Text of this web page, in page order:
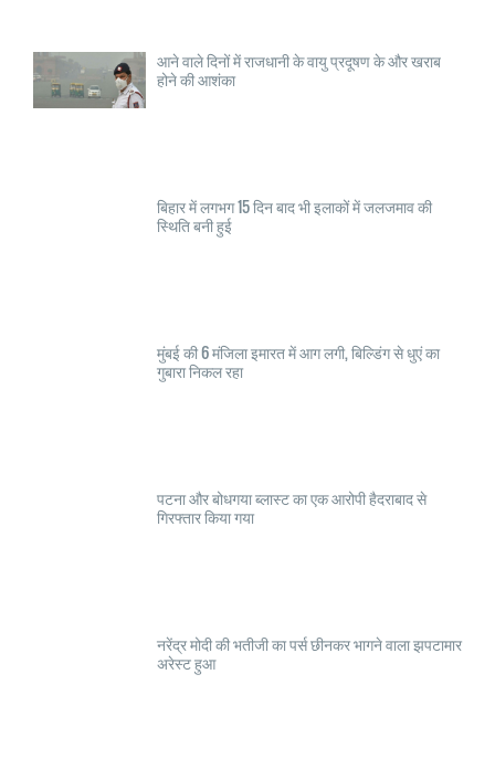
आने वाले दिनों में राजधानी के वायु प्रदूषण के और खराब
होने की आशंका
बिहार में लगभग 15 दिन बाद भी इलाकों में जलजमाव की
स्थिति बनी हुई
मुंबई की 6 मंजिला इमारत में आग लगी, बिल्डिंग से धुएं का
गुबारा निकल रहा
पटना और बोधगया ब्लास्ट का एक आरोपी हैदराबाद से
गिरफ्तार किया गया
नरेंद्र मोदी की भतीजी का पर्स छीनकर भागने वाला झपटामार
अरेस्ट हुआ